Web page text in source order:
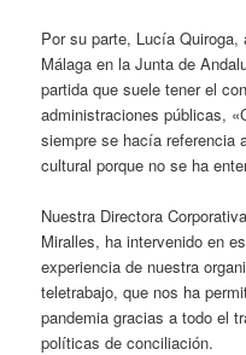
Por su parte, Lucía
Málaga en la Junta de
partida que suele tener el
administraciones públicas,
siempre se hacía referencia
cultural porque no se ha
Nuestra Directora
Miralles, ha intervenido en
experiencia de nuestra
teletrabajo, que nos ha
pandemia gracias a todo el
políticas de conciliación.